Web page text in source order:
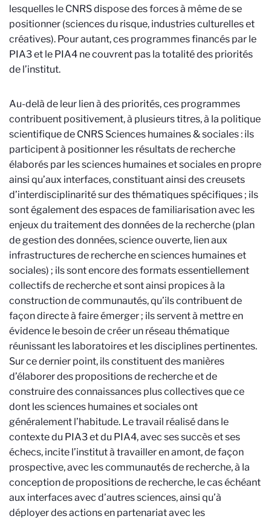
lesquelles le CNRS dispose des forces à même de se
positionner (sciences du risque, industries culturelles et
créatives). Pour autant, ces programmes financés par le
PIA3 et le PIA4 ne couvrent pas la totalité des priorités
de l’institut.
Au-delà de leur lien à des priorités, ces programmes
contribuent positivement, à plusieurs titres, à la politique
scientifique de CNRS Sciences humaines & sociales : ils
participent à positionner les résultats de recherche
élaborés par les sciences humaines et sociales en propre
ainsi qu’aux interfaces, constituant ainsi des creusets
d’interdisciplinarité sur des thématiques spécifiques ; ils
sont également des espaces de familiarisation avec les
enjeux du traitement des données de la recherche (plan
de gestion des données, science ouverte, lien aux
infrastructures de recherche en sciences humaines et
sociales) ; ils sont encore des formats essentiellement
collectifs de recherche et sont ainsi propices à la
construction de communautés, qu’ils contribuent de
façon directe à faire émerger ; ils servent à mettre en
évidence le besoin de créer un réseau thématique
réunissant les laboratoires et les disciplines pertinentes.
Sur ce dernier point, ils constituent des manières
d’élaborer des propositions de recherche et de
construire des connaissances plus collectives que ce
dont les sciences humaines et sociales ont
généralement l’habitude. Le travail réalisé dans le
contexte du PIA3 et du PIA4, avec ses succès et ses
échecs, incite l’institut à travailler en amont, de façon
prospective, avec les communautés de recherche, à la
conception de propositions de recherche, le cas échéant
aux interfaces avec d’autres sciences, ainsi qu’à
déployer des actions en partenariat avec les